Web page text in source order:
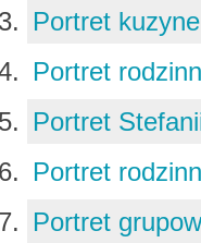
Portret
Portret
Portret
Portret
Portret